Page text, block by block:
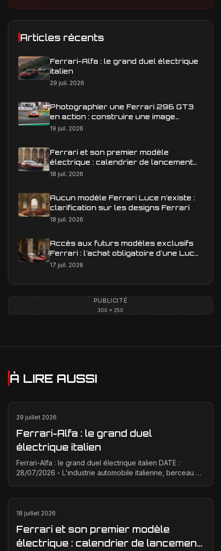
Articles récents
Ferrari-Alfa : le grand duel électrique
italien
29 juil. 2026
Photographier une Ferrari 296 GT3
en action : construire une image
éditoriale qui raconte la course
19 juil. 2026
Ferrari et son premier modèle
électrique : calendrier de lancement
en Europe
18 juil. 2026
Aucun modèle Ferrari Luce n'existe :
clarification sur les designs Ferrari
18 juil. 2026
Accès aux futurs modèles exclusifs
Ferrari : l'achat obligatoire d'une Luce
est-il une réalité ?
17 juil. 2026
PUBLICITÉ
300 × 250
À LIRE AUSSI
29 juillet 2026
Ferrari-Alfa : le grand duel
électrique italien
Ferrari-Alfa : le grand duel électrique italien DATE :
28/07/2026 - L'industrie automobile italienne, berceau de
18 juillet 2026
Ferrari et son premier modèle
électrique : calendrier de lancement